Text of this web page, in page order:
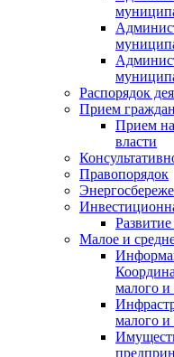
Распорядок
Прием граждан
Прием
власти
Правопорядок
Малое и
малого и
малого и